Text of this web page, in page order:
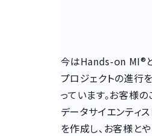
今はHands-on MI®
プロジェクトの進行
っています。お客様
データサイエンティ
を作成し、お客様と